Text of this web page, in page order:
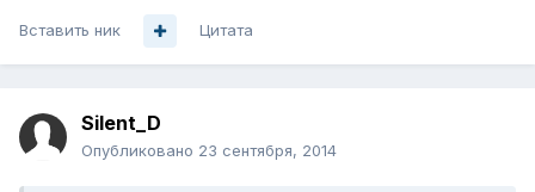
Вставить ник Цитата
Silent_D
Опубликовано 23 сентября, 2014